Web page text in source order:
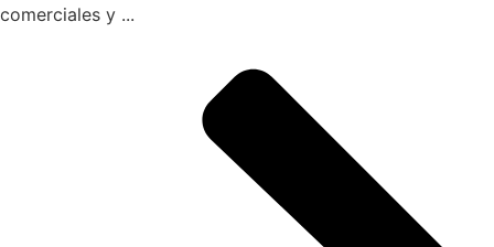
comerciales y ...